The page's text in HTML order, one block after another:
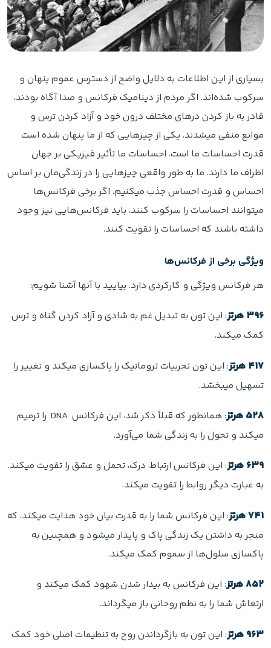
بسیاری از این اطلاعات به دلایل واضح از دسترس عموم پنهان و
سرکوب شده‌اند. اگر مردم از دینامیک فرکانس و صدا آگاه بودند،
قادر به باز کردن درهای مختلف درون خود و آزاد کردن ترس و
موانع منفی میشدند. یکی از چیزهایی که از ما پنهان شده است
قدرت احساسات ما است. احساسات ما تأثیر فیزیکی بر جهان
اطراف ما دارند. ما به طور واقعی چیزهایی را در زندگی‌مان بر اساس
احساس و قدرت احساس جذب میکنیم. اگر برخی فرکانس‌ها
میتوانند احساسات را سرکوب کنند، باید فرکانس‌هایی نیز وجود
داشته باشند که احساسات را تقویت کنند.
ویژگی برخی از فرکانس‌ها
هر فرکانس ویژگی و کارکردی دارد. بیایید با آنها آشنا شویم:
۳۹۶ هرتز
: این تون به تبدیل غم به شادی و آزاد کردن گناه و ترس
کمک میکند.
۴۱۷ هرتز
: این تون تجربیات تروماتیک را پاکسازی میکند و تغییر را
تسهیل میبخشد.
۵۲۸ هرتز
: همانطور که قبلاً ذکر شد، این فرکانس DNA را ترمیم
میکند و تحول را به زندگی شما می‌آورد.
۶۳۹ هرتز
: این فرکانس ارتباط، درک، تحمل و عشق را تقویت میکند.
به عبارت دیگر روابط را تقویت میکند.
۷۴۱ هرتز
: این فرکانس شما را به قدرت بیان خود هدایت میکند، که
منجر به داشتن یک زندگی پاک و پایدار میشود و همچنین به
پاکسازی سلول‌ها از سموم کمک میکند.
۸۵۲ هرتز
: این فرکانس به بیدار شدن شهود کمک میکند و
ارتعاش شما را به نظم روحانی باز میگرداند.
۹۶۳ هرتز
: این تون به بازگرداندن روح به تنظیمات اصلی خود کمک